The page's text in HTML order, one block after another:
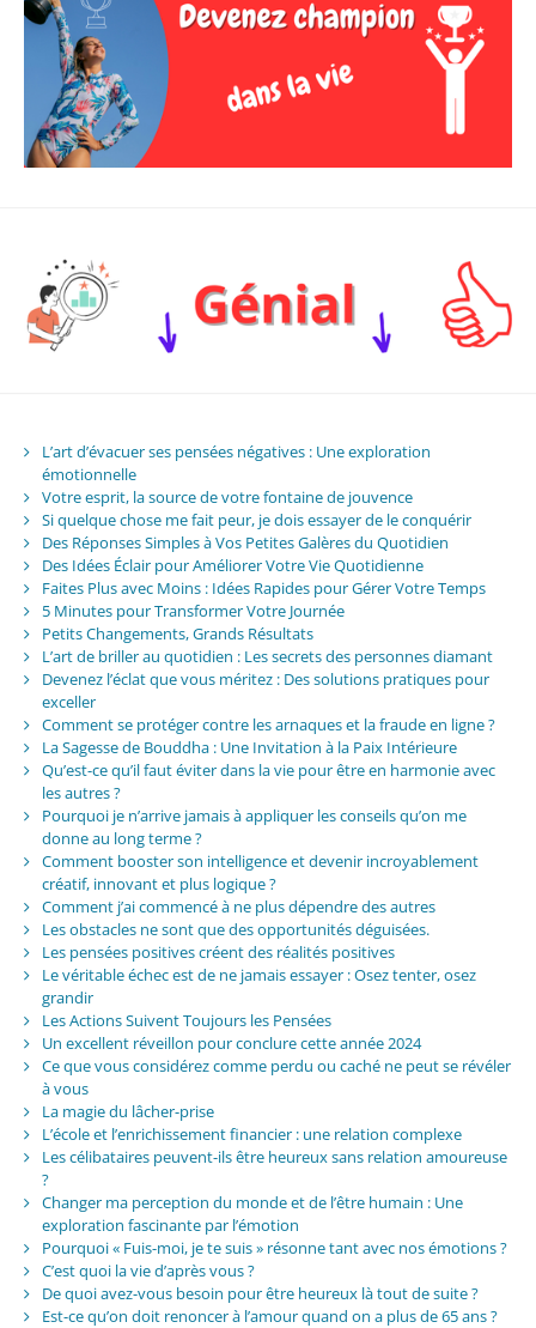
L’art d’évacuer ses pensées négatives : Une exploration
émotionnelle
Votre esprit, la source de votre fontaine de jouvence
Si quelque chose me fait peur, je dois essayer de le conquérir
Des Réponses Simples à Vos Petites Galères du Quotidien
Des Idées Éclair pour Améliorer Votre Vie Quotidienne
Faites Plus avec Moins : Idées Rapides pour Gérer Votre Temps
5 Minutes pour Transformer Votre Journée
Petits Changements, Grands Résultats
L’art de briller au quotidien : Les secrets des personnes diamant
Devenez l’éclat que vous méritez : Des solutions pratiques pour
exceller
Comment se protéger contre les arnaques et la fraude en ligne ?
La Sagesse de Bouddha : Une Invitation à la Paix Intérieure
Qu’est-ce qu’il faut éviter dans la vie pour être en harmonie avec
les autres ?
Pourquoi je n’arrive jamais à appliquer les conseils qu’on me
donne au long terme ?
Comment booster son intelligence et devenir incroyablement
créatif, innovant et plus logique ?
Comment j’ai commencé à ne plus dépendre des autres
Les obstacles ne sont que des opportunités déguisées.
Les pensées positives créent des réalités positives
Le véritable échec est de ne jamais essayer : Osez tenter, osez
grandir
Les Actions Suivent Toujours les Pensées
Un excellent réveillon pour conclure cette année 2024
Ce que vous considérez comme perdu ou caché ne peut se révéler
à vous
La magie du lâcher-prise
L’école et l’enrichissement financier : une relation complexe
Les célibataires peuvent-ils être heureux sans relation amoureuse
?
Changer ma perception du monde et de l’être humain : Une
exploration fascinante par l’émotion
Pourquoi « Fuis-moi, je te suis » résonne tant avec nos émotions ?
C’est quoi la vie d’après vous ?
De quoi avez-vous besoin pour être heureux là tout de suite ?
Est-ce qu’on doit renoncer à l’amour quand on a plus de 65 ans ?